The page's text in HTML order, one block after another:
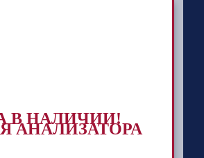
В НАЛИЧИИ!
АНАЛИЗАТОРА